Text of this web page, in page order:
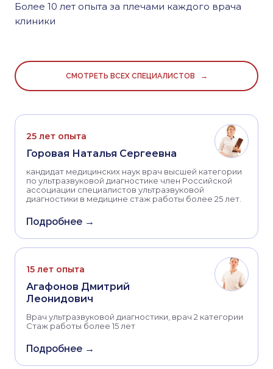
Более 10 лет опыта за плечами каждого врача
клиники
СМОТРЕТЬ ВСЕХ СПЕЦИАЛИСТОВ →
25 лет опыта
Горовая Наталья Сергеевна
кандидат медицинских наук врач высшей категории
по ультразвуковой диагностике член Российской
ассоциации специалистов ультразвуковой
диагностики в медицине стаж работы более 25 лет.
Подробнее →
15 лет опыта
Агафонов Дмитрий
Леонидович
Врач ультразвуковой диагностики, врач 2 категории
Стаж работы более 15 лет
Подробнее →